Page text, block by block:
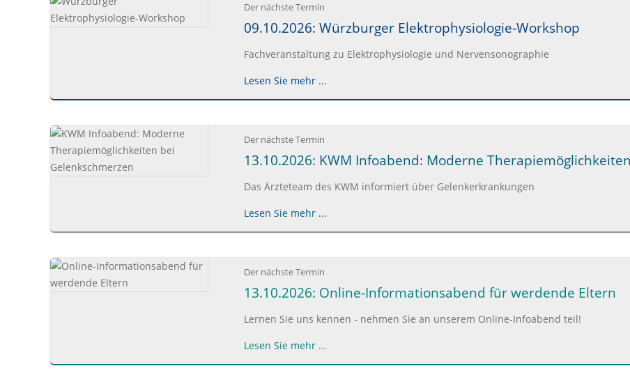
Der nächste Termin
09.10.2026: Würzburger Elektrophysiologie-Workshop
Fachveranstaltung zu Elektrophysiologie und Nervensonographie
Lesen Sie mehr ...
Der nächste Termin
13.10.2026: KWM Infoabend: Moderne
Das Ärzteteam des KWM informiert über Gelenkerkrankungen
Lesen Sie mehr ...
Der nächste Termin
13.10.2026: Online-Informationsabend für werdende Eltern
Lernen Sie uns kennen - nehmen Sie an unserem Online-Infoabend teil!
Lesen Sie mehr ...